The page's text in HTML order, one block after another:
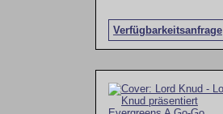
Verfügbarkeitsanfrage